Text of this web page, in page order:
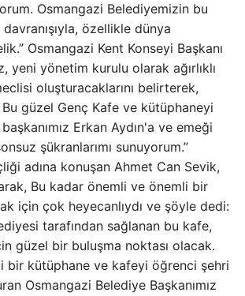
Osmangazi Belediyemizin bu
davranışıyla, özellikle dünya
Osmangazi Kent Konseyi Başkanı
yeni yönetim kurulu olarak ağırlıklı
oluşturacaklarını belirterek,
güzel Genç Kafe ve kütüphaneyi
Erkan Aydın'a ve emeği
şükranlarımı sunuyorum.”
adına konuşan Ahmet Can Sevik,
Bu kadar önemli ve önemli bir
için çok heyecanlıydı ve şöyle dedi:
tarafından sağlanan bu kafe,
güzel bir buluşma noktası olacak.
bir kütüphane ve kafeyi öğrenci şehri
Osmangazi Belediye Başkanımız